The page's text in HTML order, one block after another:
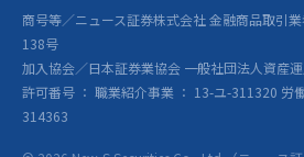
商号等／ニュース証券株式会社 金融商品取引
138号
加入協会／日本証券業協会 一般社団法人資産
許可番号 ： 職業紹介事業 ： 13-ユ-311320 労
314363